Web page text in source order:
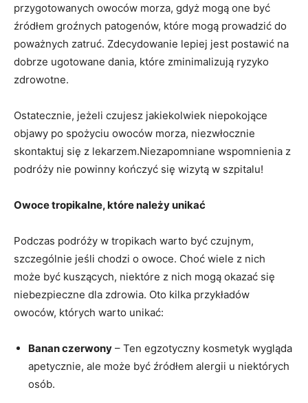
przygotowanych owoców morza, gdyż mogą one być
źródłem groźnych‌ patogenów, które mogą prowadzić do
poważnych zatruć. Zdecydowanie ‍lepiej ⁣jest postawić ⁤na
dobrze⁤ ugotowane dania, które zminimalizują ryzyko
‍zdrowotne.
Ostatecznie, jeżeli czujesz jakiekolwiek niepokojące
⁣objawy po ⁢spożyciu owoców‌ morza, niezwłocznie
skontaktuj⁣ się z lekarzem.Niezapomniane wspomnienia z
podróży nie powinny kończyć się wizytą w ‍szpitalu!
Owoce ​tropikalne, które należy ⁣unikać
Podczas podróży w ⁤tropikach warto być czujnym,⁤
szczególnie ‌jeśli chodzi o owoce. Choć ⁣wiele z nich
może być kuszących, niektóre z⁣ nich mogą okazać się‍
niebezpieczne dla zdrowia. Oto kilka przykładów
owoców, których‌ warto unikać:
Banan czerwony – Ten ⁢egzotyczny‍ kosmetyk wygląda
apetycznie, ale może ‌być źródłem alergii u niektórych
osób.